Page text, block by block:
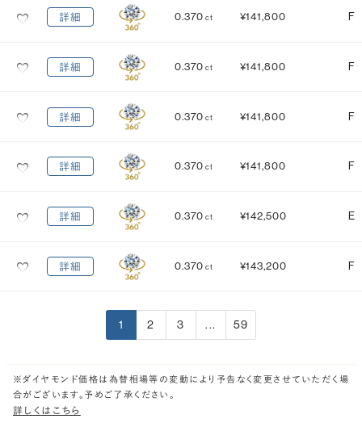
詳細 0.370 ct ¥141,800 F
詳細 0.370 ct ¥141,800 F
詳細 0.370 ct ¥141,800 F
詳細 0.370 ct ¥141,800 F
詳細 0.370 ct ¥142,500 E
詳細 0.370 ct ¥143,200 F
1 2 3 ... 59
※ダイヤモンド価格は為替相場等の変動により予告なく変更させていただく場
合がございます。予めご了承ください。
詳しくはこちら